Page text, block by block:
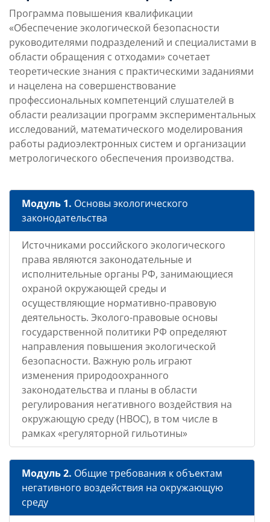
Программа повышения квалификации
«Обеспечение экологической безопасности
руководителями подразделений и специалистами в
области обращения с отходами» сочетает
теоретические знания с практическими заданиями
и нацелена на совершенствование
профессиональных компетенций слушателей в
области реализации программ экспериментальных
исследований, математического моделирования
работы радиоэлектронных систем и организации
метрологического обеспечения производства.
Модуль 1. Основы экологического
законодательства
Источниками российского экологического
права являются законодательные и
исполнительные органы РФ, занимающиеся
охраной окружающей среды и
осуществляющие нормативно-правовую
деятельность. Эколого-правовые основы
государственной политики РФ определяют
направления повышения экологической
безопасности. Важную роль играют
изменения природоохранного
законодательства и планы в области
регулирования негативного воздействия на
окружающую среду (НВОС), в том числе в
рамках «регуляторной гильотины»
Модуль 2. Общие требования к объектам
негативного воздействия на окружающую
среду